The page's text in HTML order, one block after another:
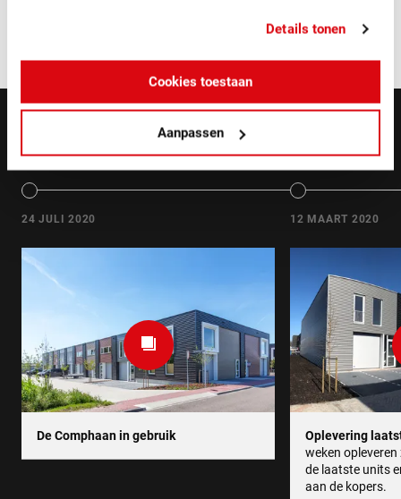
Details tonen
Cookies toestaan
Aanpassen
Project updates
24 JULI 2020
De Comphaan in gebruik
12 MAART 2020
Oplevering
weken
de laatste units
aan de kopers.